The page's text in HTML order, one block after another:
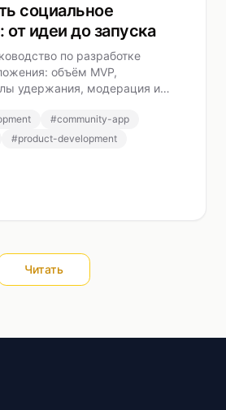
социальное
идеи до запуска
по разработке
объём MVP,
удержания, модерация и
#community-app
#product-development
Читать